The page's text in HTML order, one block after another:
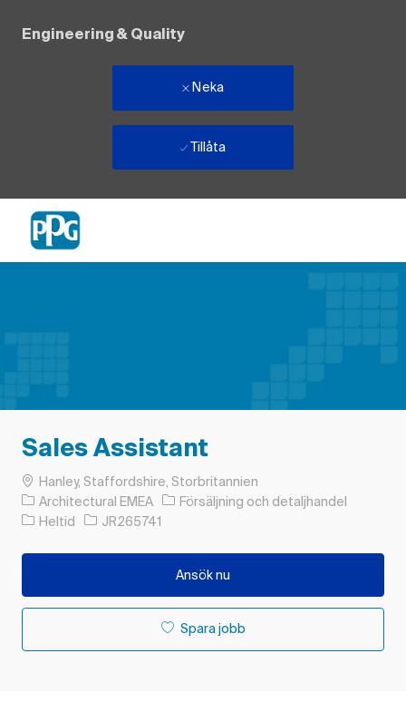
Engineering & Quality
Neka
Tillåta
Sales Assistant
PlatsHanley, Staffordshire, Storbritannien
Architectural EMEA
Kategori
Försäljning och detaljhandel
Typ av jobb
Heltid Jobb-ID
JR265741
Ansök nu
Spara jobb